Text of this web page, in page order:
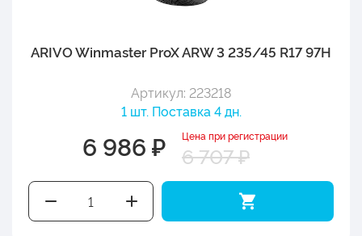
ARIVO Winmaster ProX ARW 3 235/45 R17 97H
Артикул: 223218
1 шт. Поставка 4 дн.
6 986 ₽ Цена при регистрации
6 707 ₽